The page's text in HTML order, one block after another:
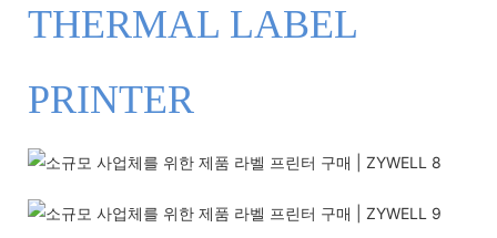
THERMAL LABEL
PRINTER